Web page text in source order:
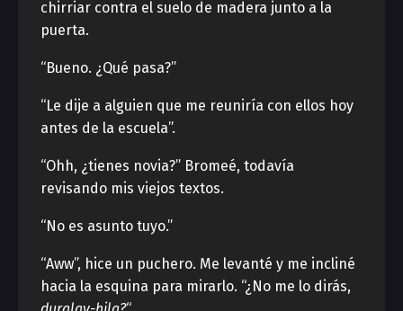
chirriar contra el suelo de madera junto a la
puerta.
“Bueno. ¿Qué pasa?”
“Le dije a alguien que me reuniría con ellos hoy
antes de la escuela”.
“Ohh, ¿tienes novia?” Bromeé, todavía
revisando mis viejos textos.
“No es asunto tuyo.”
“Aww”, hice un puchero. Me levanté y me incliné
hacia la esquina para mirarlo. “¿No me lo dirás,